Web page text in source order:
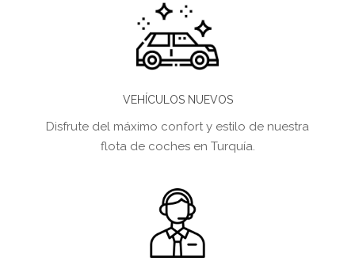
VEHÍCULOS NUEVOS
Disfrute del máximo confort y estilo de nuestra
flota de coches en Turquía.